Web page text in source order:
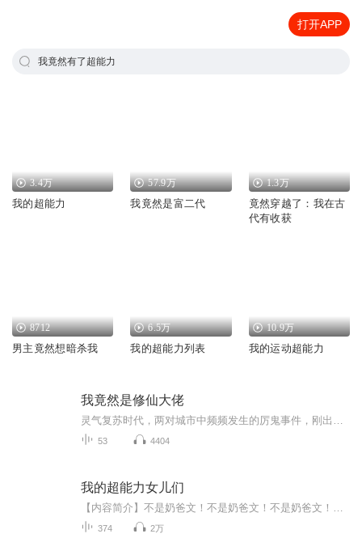
打开APP
我竟然有了超能力
3.4万
我的超能力
57.9万
我竟然是富二代
1.3万
竟然穿越了：我在古
代有收获
8712
男主竟然想暗杀我
6.5万
我的超能力列表
10.9万
我的运动超能力
我竟然是修仙大佬
53 4404
我的超能力女儿们
374 2万